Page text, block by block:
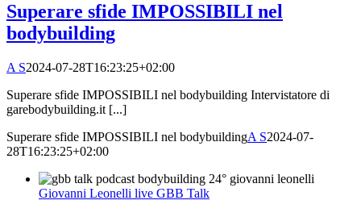
Superare sfide IMPOSSIBILI nel
bodybuilding
A S2024-07-28T16:23:25+02:00
Superare sfide IMPOSSIBILI nel bodybuilding Intervistatore di
garebodybuilding.it [...]
Superare sfide IMPOSSIBILI nel bodybuildingA S2024-07-
28T16:23:25+02:00
Giovanni Leonelli live GBB Talk